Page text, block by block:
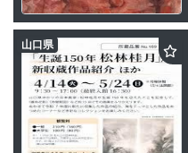
山口県